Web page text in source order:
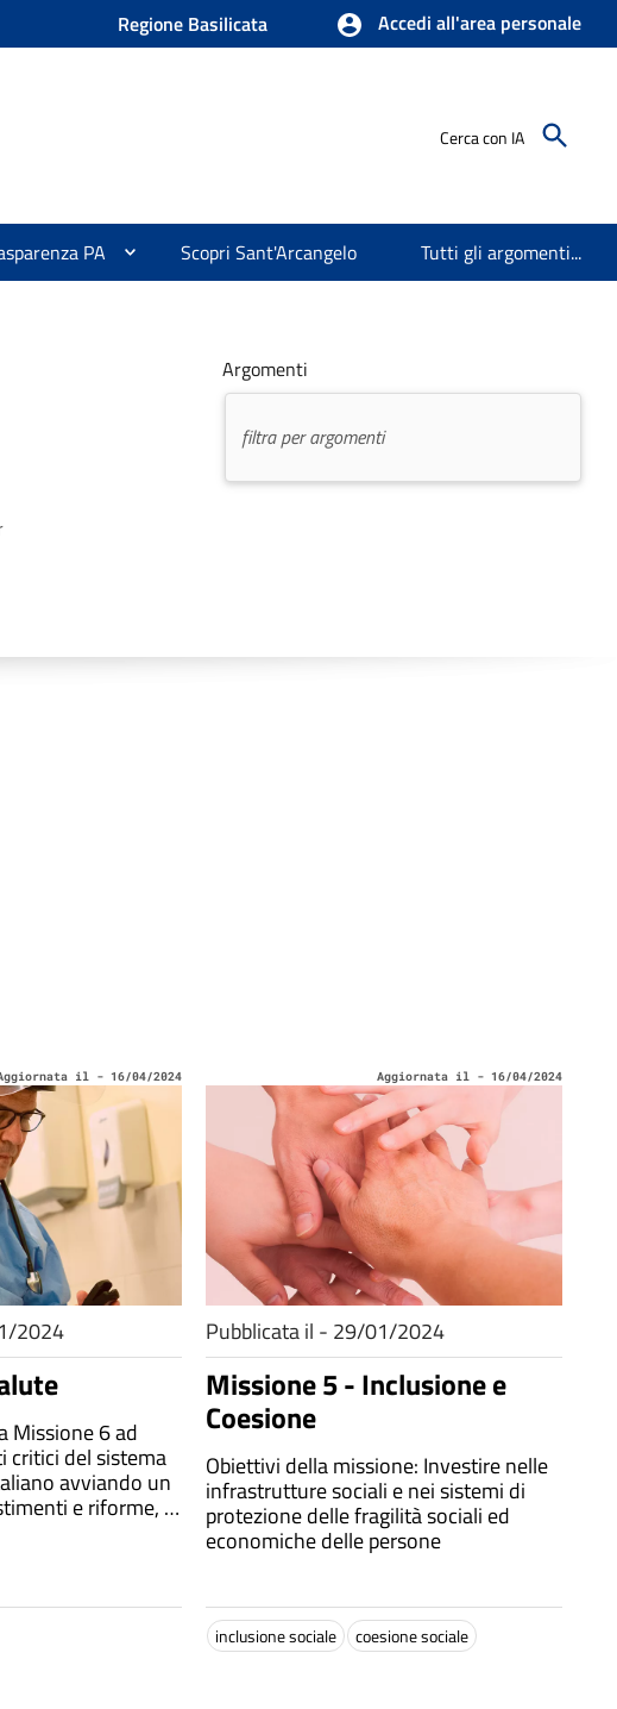
Regione Basilicata Accedi all'area personale
Cerca con IA
PA Scopri Sant'Arcangelo Tutti gli argomenti...
Argomenti
il - 16/04/2024
2024
Missione 6 ad
critici del sistema
avviando un
e riforme, al
Aggiornata il - 16/04/2024
Pubblicata il - 29/01/2024
Missione 5 - Inclusione e
Coesione
Obiettivi della missione: Investire nelle
infrastrutture sociali e nei sistemi di
protezione delle fragilità sociali ed
economiche delle persone
inclusione sociale coesione sociale